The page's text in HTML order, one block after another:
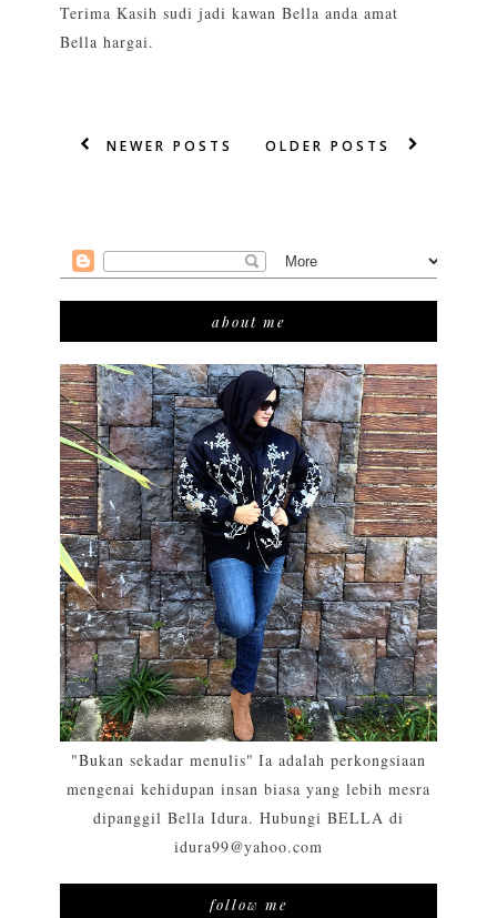
Terima Kasih sudi jadi kawan Bella anda amat
Bella hargai.
NEWER POSTS OLDER POSTS
about me
"Bukan sekadar menulis" Ia adalah perkongsiaan
mengenai kehidupan insan biasa yang lebih mesra
dipanggil Bella Idura. Hubungi BELLA di
idura99@yahoo.com
follow me